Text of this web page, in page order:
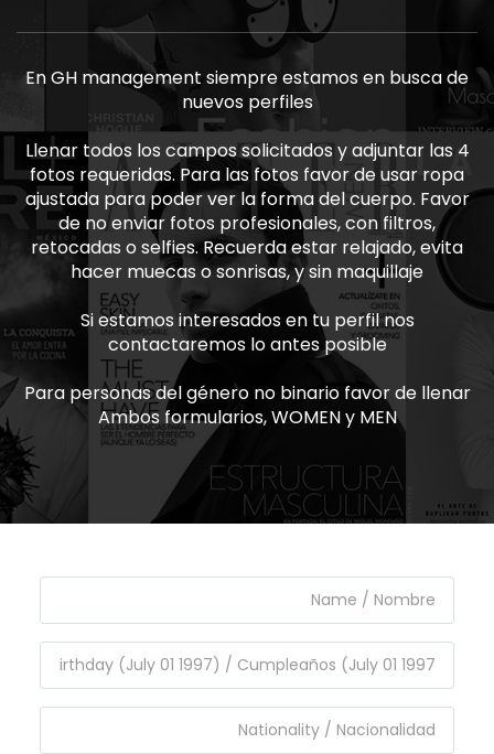
En GH management siempre estamos en busca de
nuevos perfiles
Llenar todos los campos solicitados y adjuntar las 4
fotos requeridas. Para las fotos favor de usar ropa
ajustada para poder ver la forma del cuerpo. Favor
de no enviar fotos profesionales, con filtros,
retocadas o selfies. Recuerda estar relajado, evita
hacer muecas o sonrisas, y sin maquillaje
Si estamos interesados en tu perfil nos
contactaremos lo antes posible
Para personas del género no binario favor de llenar
Ambos formularios, WOMEN y MEN